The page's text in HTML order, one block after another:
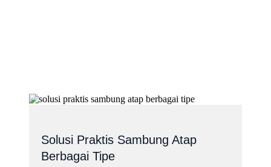
Solusi Praktis Sambung Atap
Berbagai Tipe